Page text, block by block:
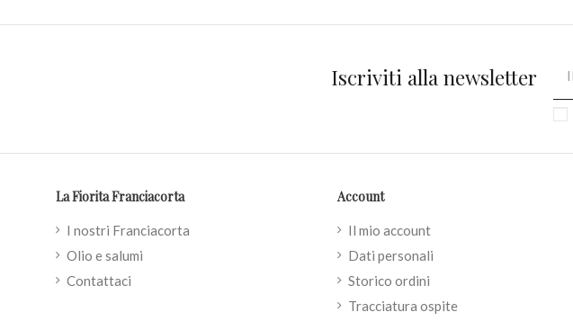
Iscriviti alla newsletter
La Fiorita Franciacorta
I nostri Franciacorta
Olio e salumi
Contattaci
Account
Il mio account
Dati personali
Storico ordini
Tracciatura ospite